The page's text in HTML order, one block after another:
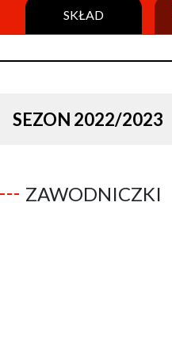
SKŁAD
SEZON 2022/2023
ZAWODNICZKI